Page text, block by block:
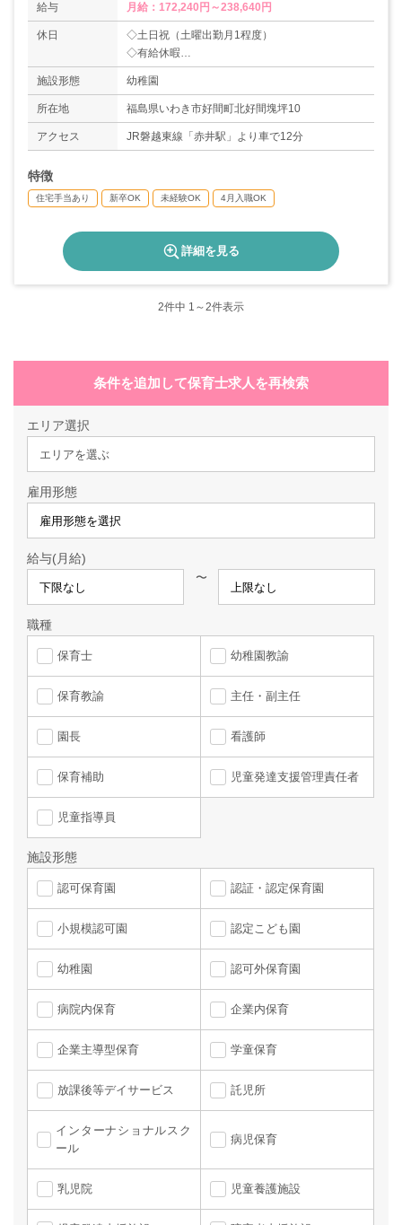
給与 月給：172,240円～238,640円
休日
◇土日祝（土曜出勤月1程度）
◇有給休暇
◇産休・育休（要望に応じる）
＊年間休日数105日
施設形態 幼稚園
所在地 福島県いわき市好間町北好間塊坪10
アクセス JR磐越東線「赤井駅」より車で12分
特徴
住宅手当あり 新卒OK 未経験OK 4月入職OK
詳細を見る
2件中 1～2件表示
条件を追加して保育士求人を再検索
エリア選択
エリアを選ぶ
雇用形態
給与(月給)
〜
職種
保育士 幼稚園教諭
保育教諭 主任・副主任
園長 看護師
保育補助 児童発達支援管理責任者
児童指導員
施設形態
認可保育園 認証・認定保育園
小規模認可園 認定こども園
幼稚園 認可外保育園
病院内保育 企業内保育
企業主導型保育 学童保育
放課後等デイサービス 託児所
インターナショナルスク
ール
病児保育
乳児院 児童養護施設